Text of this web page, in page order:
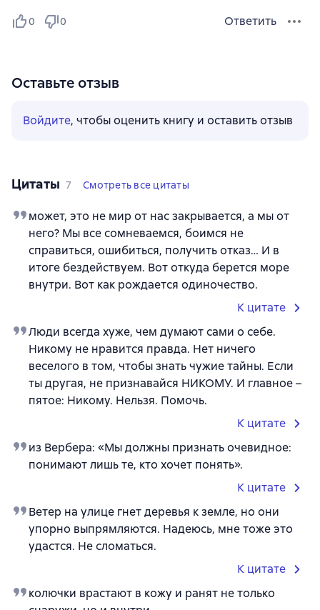
0 0 Ответить
Оставьте отзыв
Войдите, чтобы оценить книгу и оставить отзыв
Цитаты 7 Смотреть все цитаты
может, это не мир от нас закрывается, а мы от
него? Мы все сомневаемся, боимся не
справиться, ошибиться, получить отказ… И в
итоге бездействуем. Вот откуда берется море
внутри. Вот как рождается одиночество.
К цитате
Люди всегда хуже, чем думают сами о себе.
Никому не нравится правда. Нет ничего
веселого в том, чтобы знать чужие тайны. Если
ты другая, не признавайся НИКОМУ. И главное –
пятое: Никому. Нельзя. Помочь.
К цитате
из Вербера: «Мы должны признать очевидное:
понимают лишь те, кто хочет понять».
К цитате
Ветер на улице гнет деревья к земле, но они
упорно выпрямляются. Надеюсь, мне тоже это
удастся. Не сломаться.
К цитате
колючки врастают в кожу и ранят не только